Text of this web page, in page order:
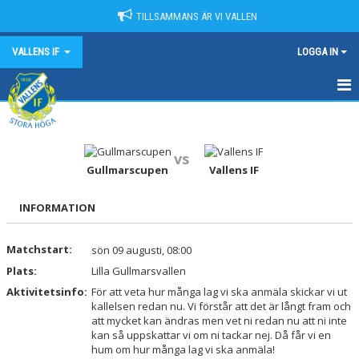
TILLSAMMANS ÄR VI VALLEN
VALLENS IF LOGGA IN
HEM
KONTAKT
KALENDER
MATCHER
Gullmarscupen
vs
Vallens IF
INFORMATION
Matchstart:
sön 09 augusti, 08:00
Plats:
Lilla Gullmarsvallen
Aktivitetsinfo: För att veta hur många lag vi ska anmäla skickar vi ut
kallelsen redan nu. Vi förstår att det är långt fram och
att mycket kan ändras men vet ni redan nu att ni inte
kan så uppskattar vi om ni tackar nej. Då får vi en
hum om hur många lag vi ska anmäla!